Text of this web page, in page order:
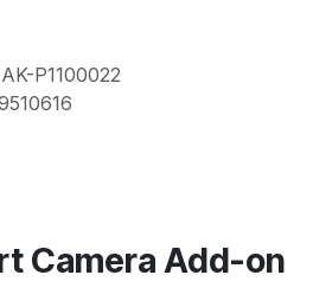
P1100022
Camera Add-on